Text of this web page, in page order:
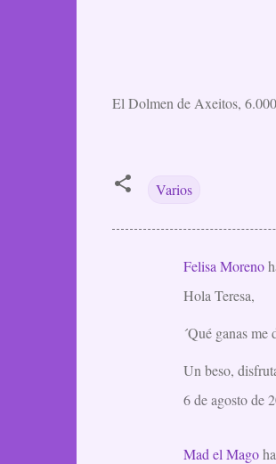
El Dolmen de Axeitos,
Varios
Felisa Moreno
Hola Teresa,
´Qué ganas
Un beso,
6 de agosto de
Mad el Mago